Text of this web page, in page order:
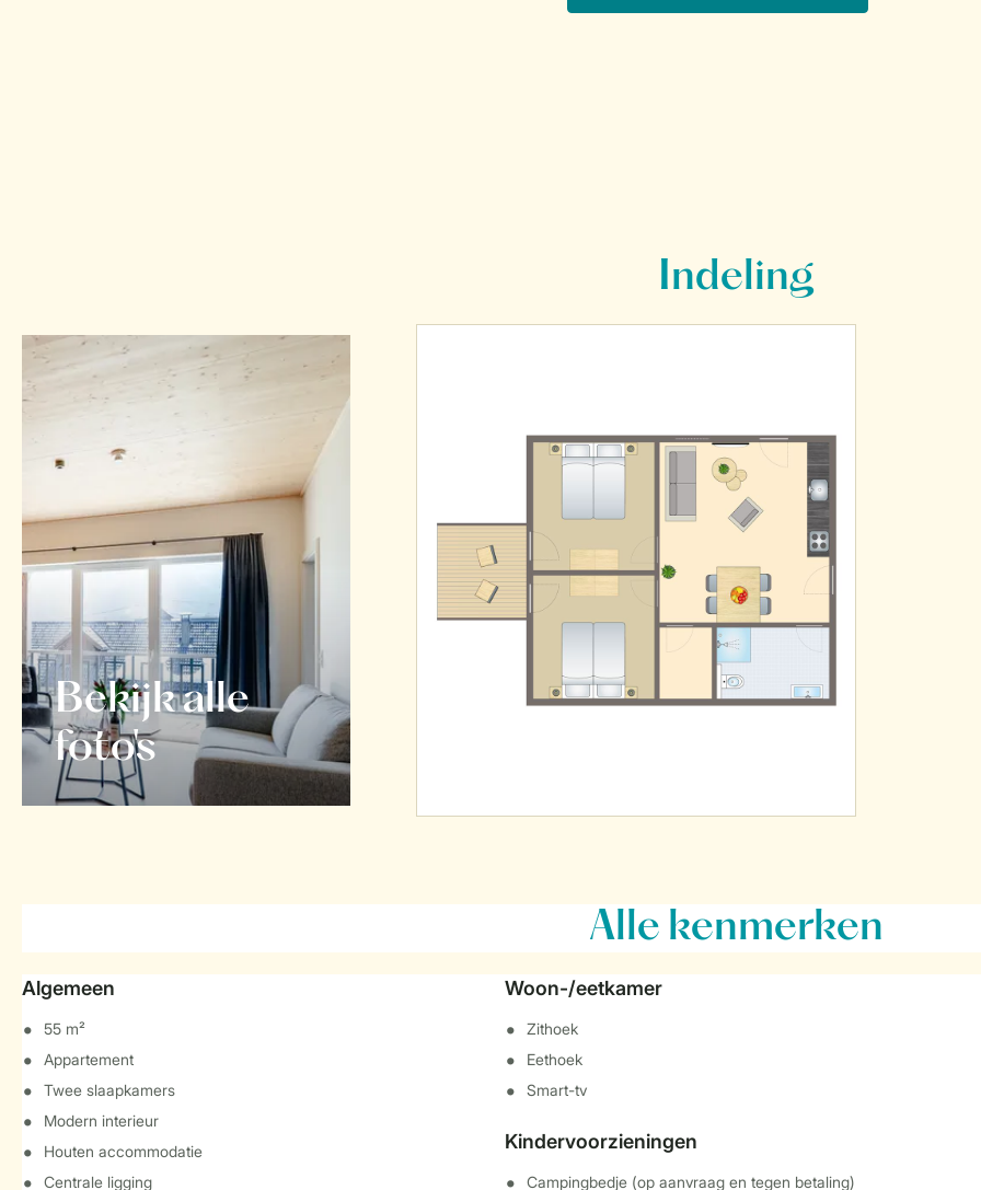
Indeling
Bekijk alle
foto's
Alle kenmerken
Algemeen
55 m²
Appartement
Twee slaapkamers
Modern interieur
Houten accommodatie
Centrale ligging
Woon-/eetkamer
Zithoek
Eethoek
Smart-tv
Kindervoorzieningen
Campingbedje (op aanvraag en tegen betaling)